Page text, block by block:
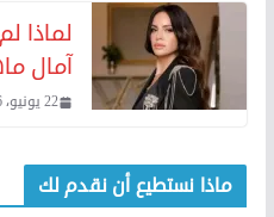
لماذا
آمال
22 يونيو، 2026
ماذا نستطيع أن نقدم لك